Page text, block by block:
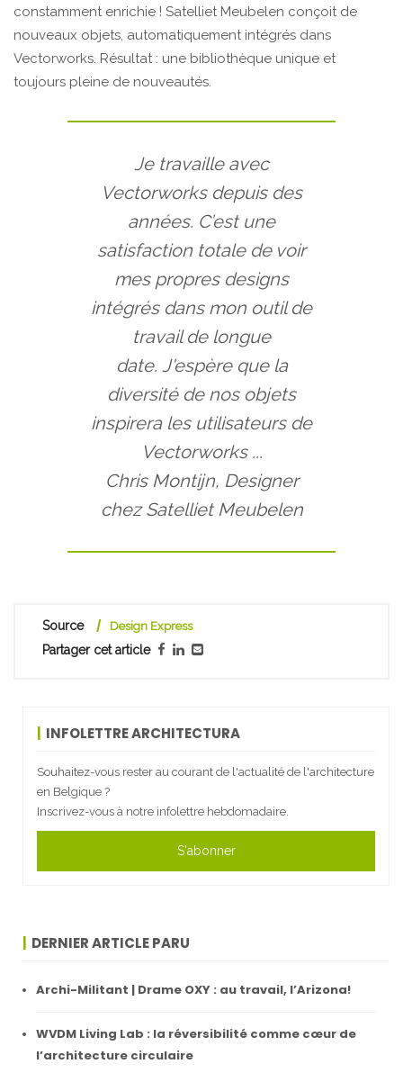
constamment enrichie ! Satelliet Meubelen conçoit de
nouveaux objets, automatiquement intégrés dans
Vectorworks. Résultat : une bibliothèque unique et
toujours pleine de nouveautés.
Je travaille avec
Vectorworks depuis des
années. C’est une
satisfaction totale de voir
mes propres designs
intégrés dans mon outil de
travail de longue
date. J'espère que la
diversité de nos objets
inspirera les utilisateurs de
Vectorworks ...
Chris Montijn, Designer
chez Satelliet Meubelen
Source Design Express
Partager cet article
INFOLETTRE ARCHITECTURA
Souhaitez-vous rester au courant de l'actualité de l'architecture
en Belgique ?
Inscrivez-vous à notre infolettre hebdomadaire.
S'abonner
DERNIER ARTICLE PARU
Archi-Militant | Drame OXY : au travail, l’Arizona!
WVDM Living Lab : la réversibilité comme cœur de
l’architecture circulaire